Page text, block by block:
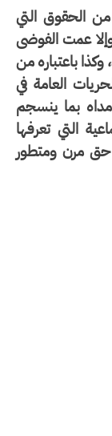
التي
عمت الفوضى
باعتباره من
العامة في
بما ينسجم
التي تعرفها
مرن ومتطور